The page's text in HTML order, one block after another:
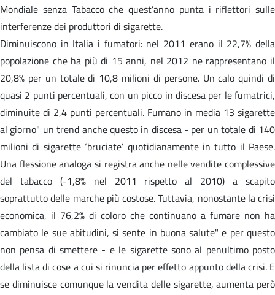
Mondiale senza Tabacco che quest’anno punta i riflettori sulle
interferenze dei produttori di sigarette.
Diminuiscono in Italia i fumatori: nel 2011 erano il 22,7% della
popolazione che ha più di 15 anni, nel 2012 ne rappresentano il
20,8% per un totale di 10,8 milioni di persone. Un calo quindi di
quasi 2 punti percentuali, con un picco in discesa per le fumatrici,
diminuite di 2,4 punti percentuali. Fumano in media 13 sigarette
al giorno" un trend anche questo in discesa - per un totale di 140
milioni di sigarette ‘bruciate’ quotidianamente in tutto il Paese.
Una flessione analoga si registra anche nelle vendite complessive
del tabacco (-1,8% nel 2011 rispetto al 2010) a scapito
soprattutto delle marche più costose. Tuttavia, nonostante la crisi
economica, il 76,2% di coloro che continuano a fumare non ha
cambiato le sue abitudini, si sente in buona salute" e per questo
non pensa di smettere - e le sigarette sono al penultimo posto
della lista di cose a cui si rinuncia per effetto appunto della crisi. E
se diminuisce comunque la vendita delle sigarette, aumenta però